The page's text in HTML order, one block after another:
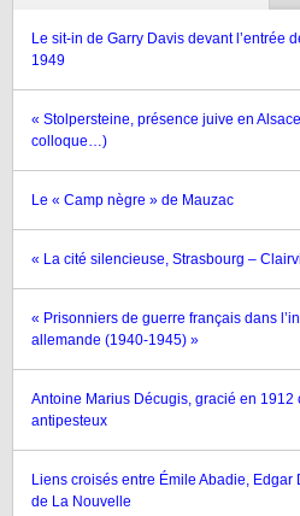
Le sit-in de Garry Davis devant l’entrée
1949
« Stolpersteine, présence juive en
colloque…)
Le « Camp nègre » de Mauzac
« La cité silencieuse, Strasbourg –
« Prisonniers de guerre français dans
allemande (1940-1945) »
Antoine Marius Décugis, gracié en 1912
antipesteux
Liens croisés entre Émile Abadie,
de La Nouvelle